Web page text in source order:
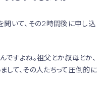
聞いて、その2時間後に申し込
すよね。祖父とか叔母とか、
して、その人たちって圧倒的に